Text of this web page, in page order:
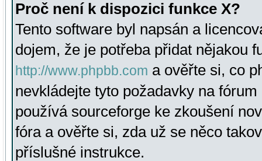
Proč není k dispozici funkce X?
Tento software byl napsán a
dojem, že je potřeba přidat nějakou
http://www.phpbb.com a ověřte si, co
nevkládejte tyto požadavky na
používá sourceforge ke zkoušení
fóra a ověřte si, zda už se něco
příslušné instrukce.